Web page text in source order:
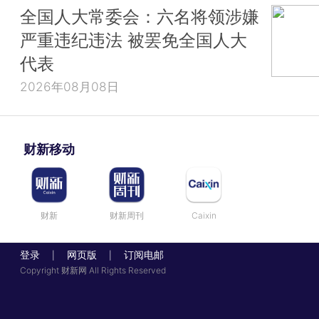
全国人大常委会：六名将领涉嫌
严重违纪违法 被罢免全国人大
代表
2026年08月08日
财新移动
财新 财新周刊 Caixin
登录 网页版 订阅电邮
Copyright 财新网 All Rights Reserved